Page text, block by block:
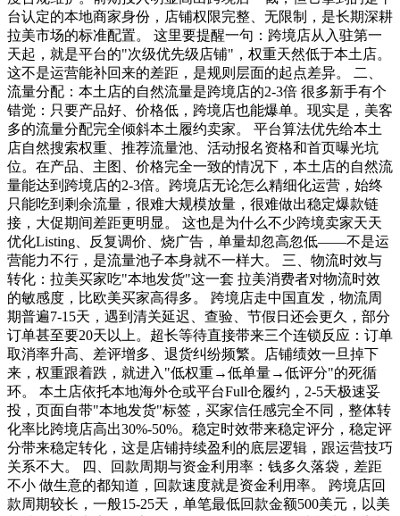
台认定的本地商家身份，店铺权限完整、无限制，是长期深耕
拉美市场的标准配置。 这里要提醒一句：跨境店从入驻第一
天起，就是平台的"次级优先级店铺"，权重天然低于本土店。
这不是运营能补回来的差距，是规则层面的起点差异。 二、
流量分配：本土店的自然流量是跨境店的2-3倍 很多新手有个
错觉：只要产品好、价格低，跨境店也能爆单。现实是，美客
多的流量分配完全倾斜本土履约卖家。 平台算法优先给本土
店自然搜索权重、推荐流量池、活动报名资格和首页曝光坑
位。在产品、主图、价格完全一致的情况下，本土店的自然流
量能达到跨境店的2-3倍。跨境店无论怎么精细化运营，始终
只能吃到剩余流量，很难大规模放量，很难做出稳定爆款链
接，大促期间差距更明显。 这也是为什么不少跨境卖家天天
优化Listing、反复调价、烧广告，单量却忽高忽低——不是运
营能力不行，是流量池子本身就不一样大。 三、物流时效与
转化：拉美买家吃"本地发货"这一套 拉美消费者对物流时效
的敏感度，比欧美买家高得多。 跨境店走中国直发，物流周
期普遍7-15天，遇到清关延迟、查验、节假日还会更久，部分
订单甚至要20天以上。超长等待直接带来三个连锁反应：订单
取消率升高、差评增多、退货纠纷频繁。店铺绩效一旦掉下
来，权重跟着跌，就进入"低权重→低单量→低评分"的死循
环。 本土店依托本地海外仓或平台Full仓履约，2-5天极速妥
投，页面自带"本地发货"标签，买家信任感完全不同，整体转
化率比跨境店高出30%-50%。稳定时效带来稳定评分，稳定评
分带来稳定转化，这是店铺持续盈利的底层逻辑，跟运营技巧
关系不大。 四、回款周期与资金利用率：钱多久落袋，差距
不小 做生意的都知道，回款速度就是资金利用率。 跨境店回
款周期较长，一般15-25天，单笔最低回款金额500美元，以美